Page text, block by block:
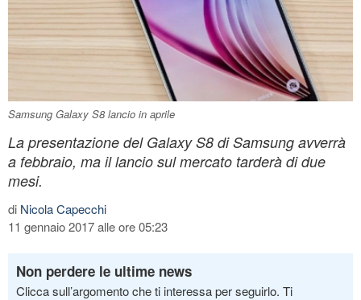
Samsung Galaxy S8 lancio in aprile
La presentazione del Galaxy S8 di Samsung avverrà
a febbraio, ma il lancio sul mercato tarderà di due
mesi.
di Nicola Capecchi
11 gennaio 2017 alle ore 05:23
Non perdere le ultime news
Clicca sull’argomento che ti interessa per seguirlo. Ti